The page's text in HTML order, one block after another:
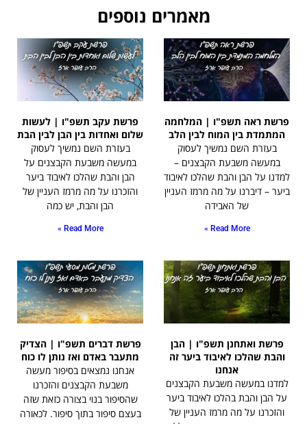
מאמרים נוספים
פרשת ראה תשפ"ו | המלחמה
המתמדת בין המוח לבין הלב
בעזרת השם נמשיך לעסוק
במעשה משבעת הקבצנים –
למדנו על הבן והבת שהלכו לאיבוד
ביער – דיברנו על מה מרמז העניין
של האבידה
Read More »
פרשת עקב תשפ"ו | לעשות
שלום ואחדות בין הבן לבין הבת
בעזרת השם נמשיך לעסוק
במעשה משבעת הקבצנים על
הבן והבת שהלכו לאיבוד ביער
והזכרנו על מה מרמז העניין של
הבן והבת, יש כמה
Read More »
פרשת ואתחנן תשפ"ו | הבן
והבת שהלכו לאיבוד ביער זה
אנחנו
למדנו במעשה משבעת הקבצנים
על הבן והבת בהלכו לאיבוד ביער
והזכרנו על מה מרמז העניין של
פרשת דברים תשפ"ו | הצדיק
מתעבר באדם ואז נותן לו כוח
אנחנו נמצאים בסיפור מעשה
משבעת הקבצנים והזכרנו
שהסיפור בנוי בצורה כזאת שזה
בעצם סיפור בתוך סיפור. לכאורה